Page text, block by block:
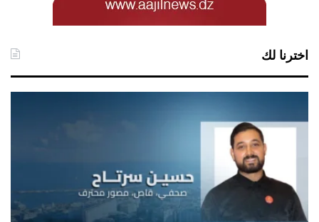
اخترنا لك